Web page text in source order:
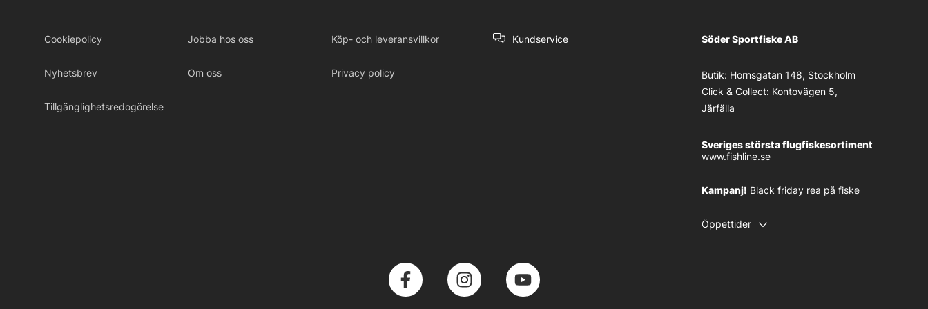
Cookiepolicy Jobba hos oss Köp- och leveransvillkor
Nyhetsbrev Om oss Privacy policy
Tillgänglighetsredogörelse
Kundservice Söder Sportfiske AB
Butik: Hornsgatan 148, Stockholm
Click & Collect: Kontovägen 5,
Järfälla
Sveriges största flugfiskesortiment
www.fishline.se
Kampanj! Black friday rea på fiske
Öppettider